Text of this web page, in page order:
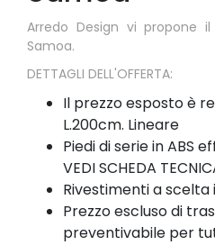
Arredo Design vi propone
Samoa.
DETTAGLI DELL'OFFERTA:
Il prezzo esposto è
L.200cm. Lineare
Piedi di serie in ABS
VEDI SCHEDA
Rivestimenti a scelta
Prezzo escluso di
preventivabile per